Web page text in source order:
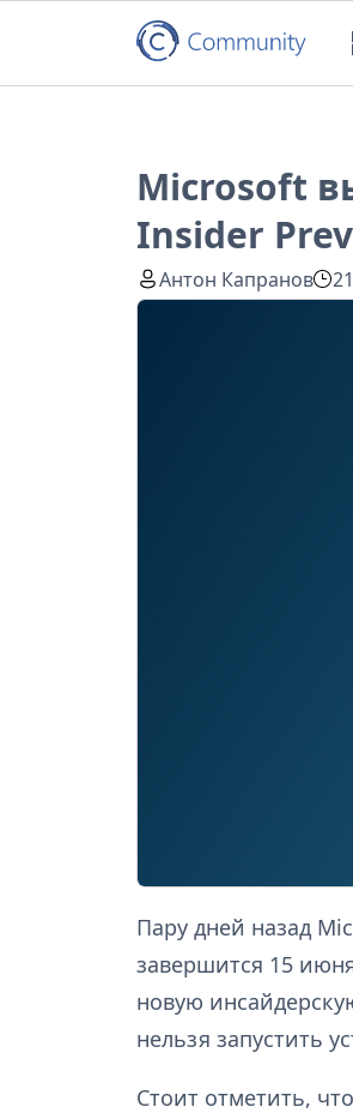
Microsoft
Insider
Антон Капранов
Пару дней назад
завершится 15
новую
нельзя запустить
Стоит отметить,